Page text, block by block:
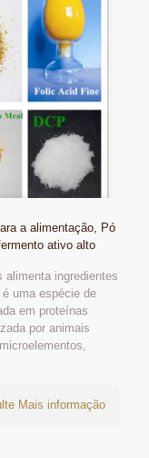
a alimentação, Pó
ativo alto
alimenta ingredientes
uma espécie de
em proteínas
por animais
Mais informação